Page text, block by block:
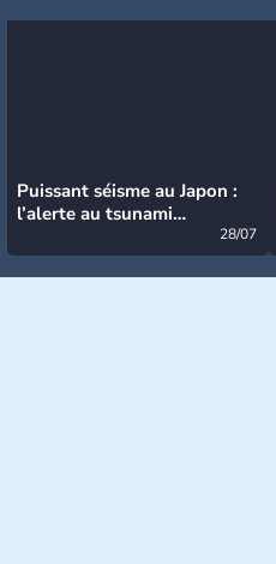
Puissant séisme au Japon :
l’alerte au tsunami
28/07